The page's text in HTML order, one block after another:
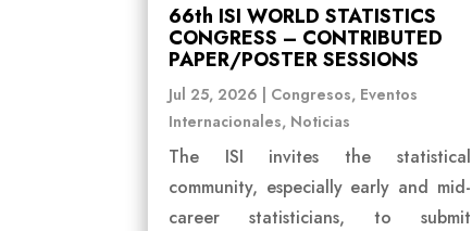
66th ISI WORLD STATISTICS
CONGRESS – CONTRIBUTED
PAPER/POSTER SESSIONS
Jul 25, 2026 | Congresos, Eventos
Internacionales, Noticias
The ISI invites the statistical
community, especially early and mid-
career statisticians, to submit